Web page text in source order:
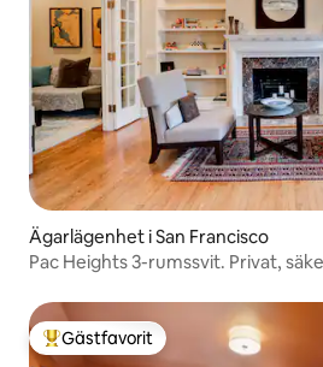
Ägarlägenhet i San Francisco
Pac Heights 3-rumssvit. Privat,
Populär gästfavorit
Gästfavorit